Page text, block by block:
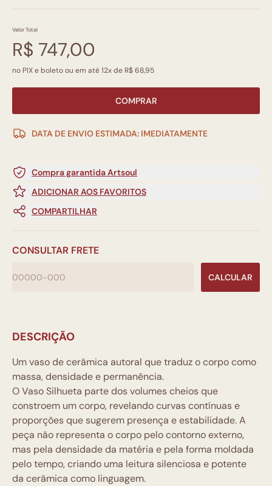
Valor Total
R$ 747,00
no PIX e boleto ou em até 12x de R$ 68,95
COMPRAR
DATA DE ENVIO ESTIMADA: IMEDIATAMENTE
Compra garantida Artsoul
ADICIONAR AOS FAVORITOS
COMPARTILHAR
CONSULTAR FRETE
CALCULAR
DESCRIÇÃO
Um vaso de cerâmica autoral que traduz o corpo como
massa, densidade e permanência.
O Vaso Silhueta parte dos volumes cheios que
constroem um corpo, revelando curvas contínuas e
proporções que sugerem presença e estabilidade. A
peça não representa o corpo pelo contorno externo,
mas pela densidade da matéria e pela forma moldada
pelo tempo, criando uma leitura silenciosa e potente
da cerâmica como linguagem.